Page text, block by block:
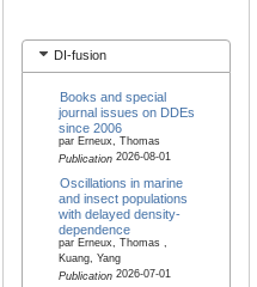
DI-fusion
Books and special
journal issues on DDEs
since 2006
par Erneux, Thomas
Publication2026-08-01
Oscillations in marine
and insect populations
with delayed density-
dependence
par Erneux, Thomas ,
Kuang, Yang
Publication2026-07-01